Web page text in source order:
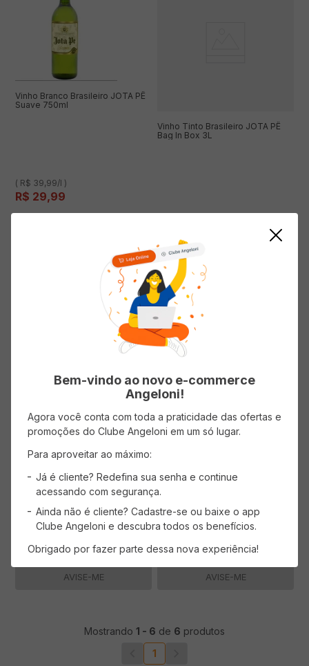
Vinho Branco Brasileiro JOTA PÊ
Suave 750ml
( R$ 39,99/l )
R$ 29,99
ADICIONAR AO CARRINHO
Vinho Tinto Brasileiro JOTA PÊ
Bag In Box 3L
Vinho Branco Brasileiro JOTA PÊ
Tinto Seco Bag In Box 3L
AVISE-ME AVISE-ME
Mostrando 1 - 6 de 6 produtos
1
Bem-vindo ao novo e-commerce
Angeloni!
Agora você conta com toda a praticidade das ofertas e
promoções do Clube Angeloni em um só lugar.
Para aproveitar ao máximo:
Já é cliente? Redefina sua senha e continue
acessando com segurança.
Ainda não é cliente? Cadastre-se ou baixe o app
Clube Angeloni e descubra todos os benefícios.
Obrigado por fazer parte dessa nova experiência!